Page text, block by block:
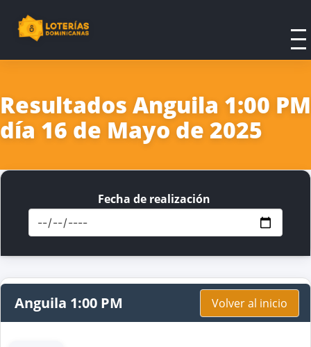
Resultados Anguila 1:00 PM
día 16 de Mayo de 2025
Fecha de realización
Anguila 1:00 PM Volver al inicio